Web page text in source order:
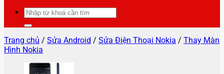
Tìm
kiếm:
Trang chủ / Sửa Android / Sửa Điện Thoại Nokia / Thay Màn
Hình Nokia